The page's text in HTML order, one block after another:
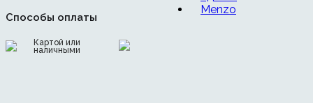
Способы оплаты
Картой или
наличными